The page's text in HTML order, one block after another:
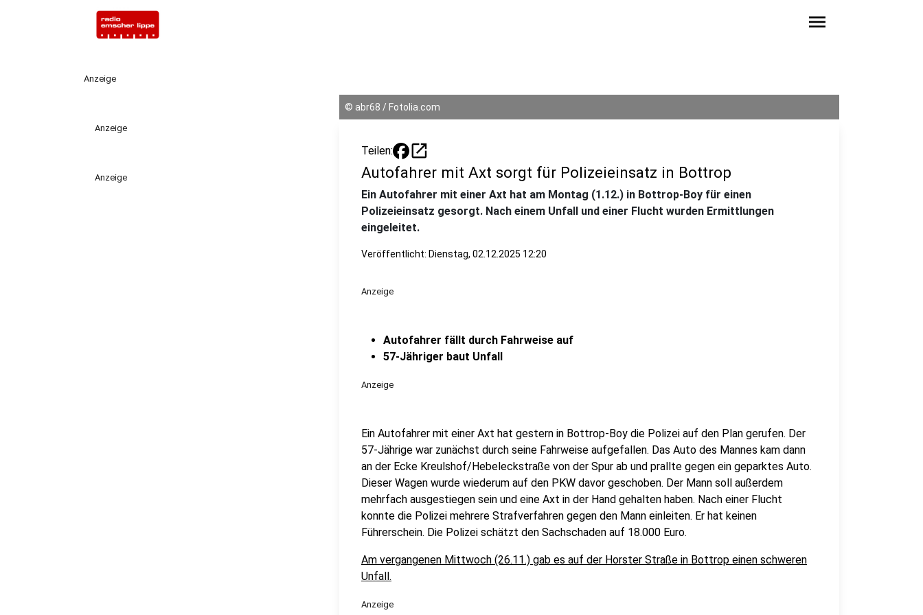
menu
Anzeige
Anzeige
Anzeige
© abr68 / Fotolia.com
Teilen: open_in_new
Autofahrer mit Axt sorgt für Polizeieinsatz in Bottrop
Ein Autofahrer mit einer Axt hat am Montag (1.12.) in Bottrop-Boy für einen
Polizeieinsatz gesorgt. Nach einem Unfall und einer Flucht wurden Ermittlungen
eingeleitet.
Veröffentlicht: Dienstag, 02.12.2025 12:20
Anzeige
Autofahrer fällt durch Fahrweise auf
57-Jähriger baut Unfall
Anzeige
Ein Autofahrer mit einer Axt hat gestern in Bottrop-Boy die Polizei auf den Plan gerufen. Der
57-Jährige war zunächst durch seine Fahrweise aufgefallen. Das Auto des Mannes kam dann
an der Ecke Kreulshof/Hebeleckstraße von der Spur ab und prallte gegen ein geparktes Auto.
Dieser Wagen wurde wiederum auf den PKW davor geschoben. Der Mann soll außerdem
mehrfach ausgestiegen sein und eine Axt in der Hand gehalten haben. Nach einer Flucht
konnte die Polizei mehrere Strafverfahren gegen den Mann einleiten. Er hat keinen
Führerschein. Die Polizei schätzt den Sachschaden auf 18.000 Euro.
Am vergangenen Mittwoch (26.11.) gab es auf der Horster Straße in Bottrop einen schweren
Unfall.
Anzeige